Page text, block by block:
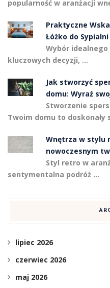
popularność w aranżacji
Praktyczne
Łóżko do Sypialni
Wybór idealnego
kluczowych decyzji, …
Jak stworzyć
domu: Wyraź
Stworzenie
Twoim domu to doskonały
Wnętrza w stylu
nowoczesnym
Styl retro w
sentymentalna podróż …
lipiec 2026
czerwiec 2026
maj 2026